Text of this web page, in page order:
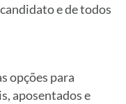
e de todos
opções para
aposentados e